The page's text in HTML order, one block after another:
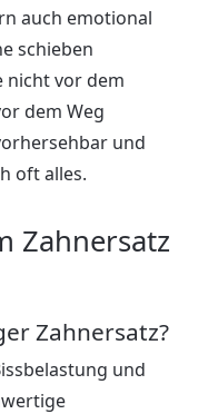
auch emotional
schieben
nicht vor dem
dem Weg
und
oft alles.
Zahnersatz
Zahnersatz?
und